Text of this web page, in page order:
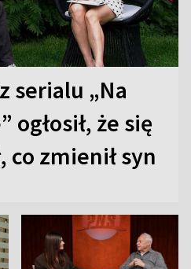
serialu „Na
ogłosił, że się
co zmienił syn